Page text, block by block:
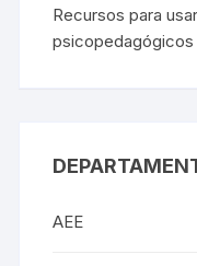
Recursos para
psicopedagógicos
AEE